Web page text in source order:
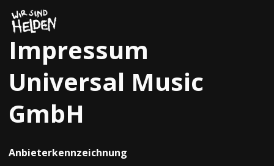
Zum
Inhalt
springen
Impressum
Universal Music
GmbH
Anbieterkennzeichnung